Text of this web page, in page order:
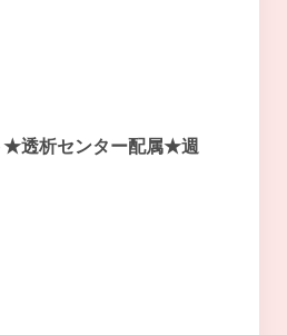
★透析センター配属★週